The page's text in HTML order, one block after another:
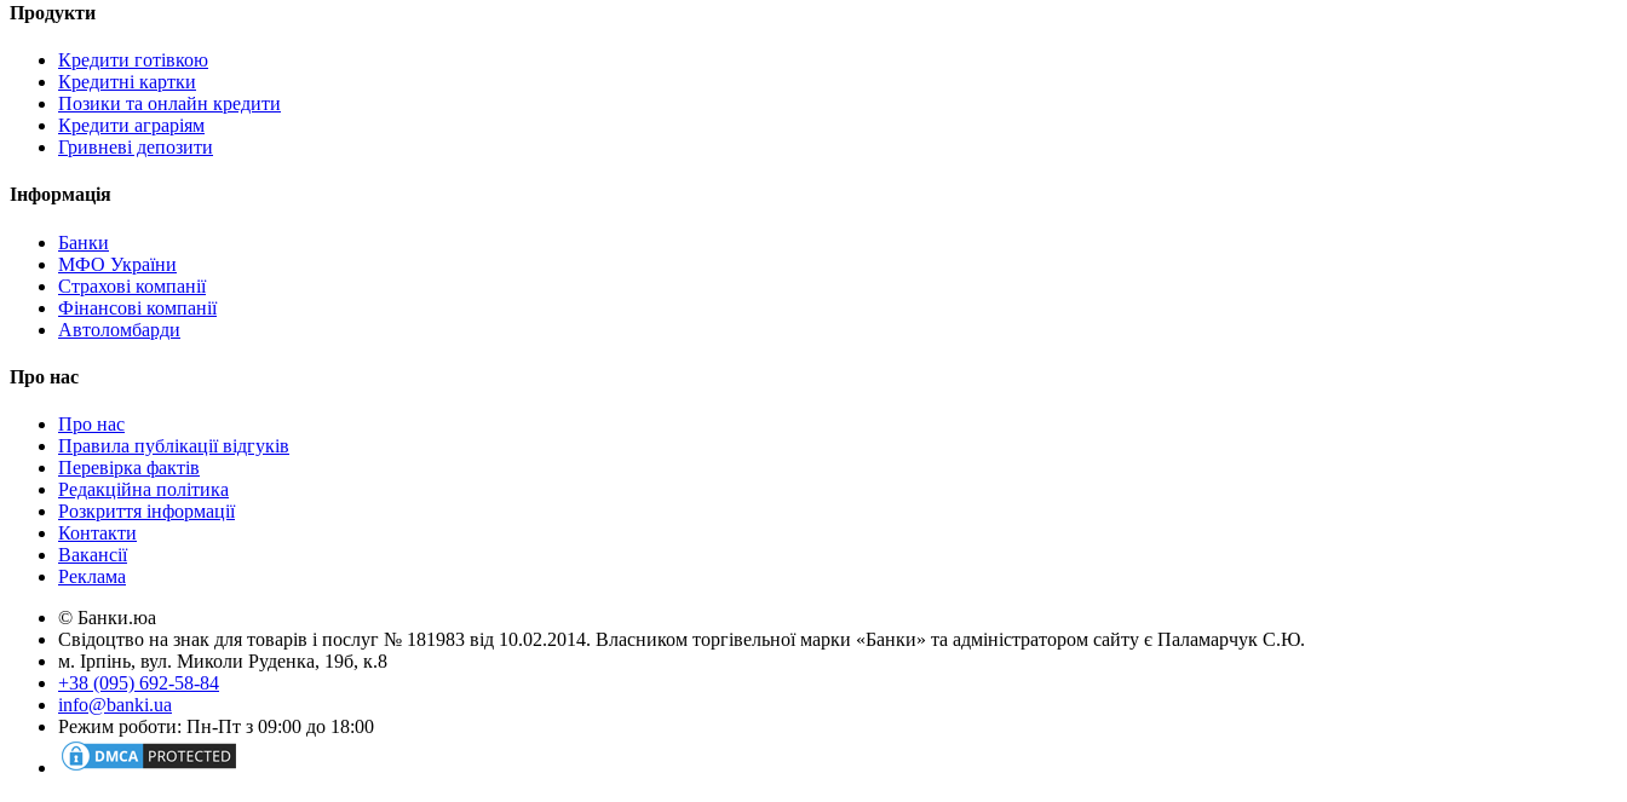
Продукти
Кредити готівкою
Кредитні картки
Позики та онлайн кредити
Кредити аграріям
Гривневі депозити
Інформація
Банки
МФО України
Страхові компанії
Фінансові компанії
Автоломбарди
Про нас
Про нас
Правила публікації відгуків
Перевірка фактів
Редакційна політика
Розкриття інформації
Контакти
Вакансії
Реклама
© Банки.юа
Свідоцтво на знак для товарів і послуг № 181983 від 10.02.2014. Власником торгівельної марки «Банки» та адміністратором сайту є Паламарчук С.Ю.
м. Ірпінь, вул. Миколи Руденка, 19б, к.8
+38 (095) 692-58-84
info@banki.ua
Режим роботи: Пн-Пт з 09:00 до 18:00